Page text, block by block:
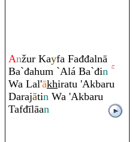
Anžur Kayfa Fađđalnā
Ba`đahum `Alá Ba`đin
Wa Lal'ākhiratu 'Akbaru
Darajātin Wa 'Akbaru
Tafđīlāan